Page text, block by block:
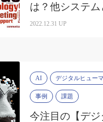
は？他システ
事例を解説
2022.12.31 UP
AI デジタルヒュー
事例 課題
今注目の【デ